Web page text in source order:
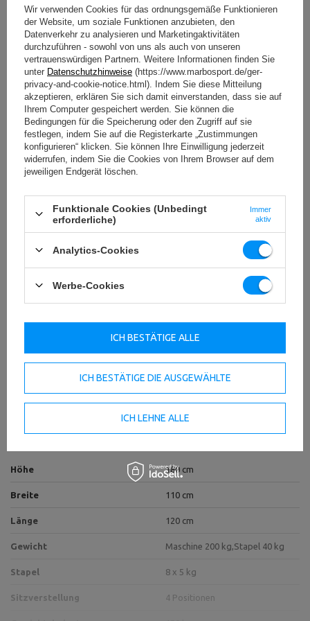
Professional Line - Geräte für den gewerblichen
Einsatz
Das Beste, was einem echten Bodybuilder passieren kann
- die Marbo Professional Serie.
Die Geräte dieser Linie verfügen über eine
Konformitätserklärung nach der Norm PN-EN 957-4:2007
und können in kommerziellen und öffentlichen
Fitnessstudios eingesetzt werden. Erleben Sie das
Vergnügen, an den besten Geräten auf dem Markt zu
trainieren! Klasse: S - Geräte für die gewerbliche Nutzung.
Um die Sicherheit Ihrer Kunden zu gewährleisten, wurden
unsere Geräte vom Europäischen Qualitätszentrum auf
Normen geprüft.
Als Ergebnis dieser Tests haben wir das
Sicherheitszertifikat und das Top-Security-Zertifikat für
die Geräte der Professional-Linie erhalten.
HERUNTERLADEN
WICHTIGE SICHERHEITSHINWEISE
Technische Daten
Höhe 180 cm
Breite 110 cm
Länge 120 cm
Gewicht Maschine 200 kg,Stapel 40 kg
Stapel 8 x 5 kg
Sitzverstellung 4 Positionen
Wir verwenden Cookies für das ordnungsgemäße Funktionieren
der Website, um soziale Funktionen anzubieten, den
Datenverkehr zu analysieren und Marketingaktivitäten
durchzuführen - sowohl von uns als auch von unseren
vertrauenswürdigen Partnern. Weitere Informationen finden Sie
unter Datenschutzhinweise (https://www.marbosport.de/ger-
privacy-and-cookie-notice.html). Indem Sie diese Mitteilung
akzeptieren, erklären Sie sich damit einverstanden, dass sie auf
Ihrem Computer gespeichert werden. Sie können die
Bedingungen für die Speicherung oder den Zugriff auf sie
festlegen, indem Sie auf die Registerkarte „Zustimmungen
konfigurieren“ klicken. Sie können Ihre Einwilligung jederzeit
widerrufen, indem Sie die Cookies von Ihrem Browser auf dem
jeweiligen Endgerät löschen.
Funktionale Cookies (Unbedingt
erforderliche)
Immer
aktiv
Analytics-Cookies
Werbe-Cookies
ICH BESTÄTIGE DIE AUSGEWÄHLTE
ICH LEHNE ALLE
ICH BESTÄTIGE ALLE